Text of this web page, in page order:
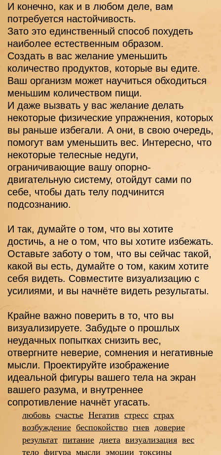
И конечно, как и в любом деле, вам
потребуется настойчивость.
Зато это единственный способ похудеть
наиболее естественным образом.
Создать в вас желание уменьшить
количество продуктов, которые вы едите.
Ваш организм может научиться обходиться
меньшим количеством пищи.
И даже вызвать у вас желание делать
некоторые физические упражнения, которых
вы раньше избегали. А они, в свою очередь,
помогут вам уменьшить вес. Интересно, что
некоторые телесные недуги,
ограничивающие вашу опорно-
двигательную систему, отойдут сами по
себе, чтобы дать телу подчинится
подсознанию.
И так, думайте о том, что вы хотите
достичь, а не о том, что вы хотите избежать.
Оставьте заботу о том, что вы сейчас такой,
какой вы есть, думайте о том, каким хотите
себя видеть. Совместите визуализацию с
усилиями, и вы начнёте видеть результаты.
Крайне важно поверить в то, что вы
визуализируете. Забудьте о прошлых
неудачных попытках снизить вес,
отвергните неверие, сомнения и негативные
мысли. Проектируйте изображение
идеальной фигуры вашего тела на экран
вашего разума, и внутреннее
сопротивление начнёт угасать.
любовь счастье Негатив стресс страх
возбуждение беспокойство гнев доверие
результат питание диета визуализация вес
тело фигура мысли эмоции токсины